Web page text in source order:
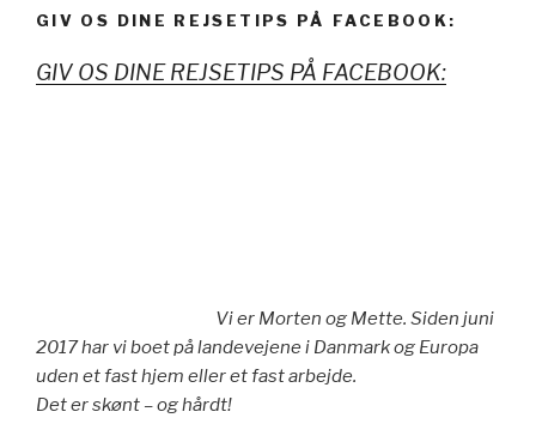
GIV OS DINE REJSETIPS PÅ FACEBOOK:
GIV OS DINE REJSETIPS PÅ FACEBOOK:
Vi er Morten og Mette. Siden juni
2017 har vi boet på landevejene i Danmark og Europa
uden et fast hjem eller et fast arbejde.
Det er skønt – og hårdt!